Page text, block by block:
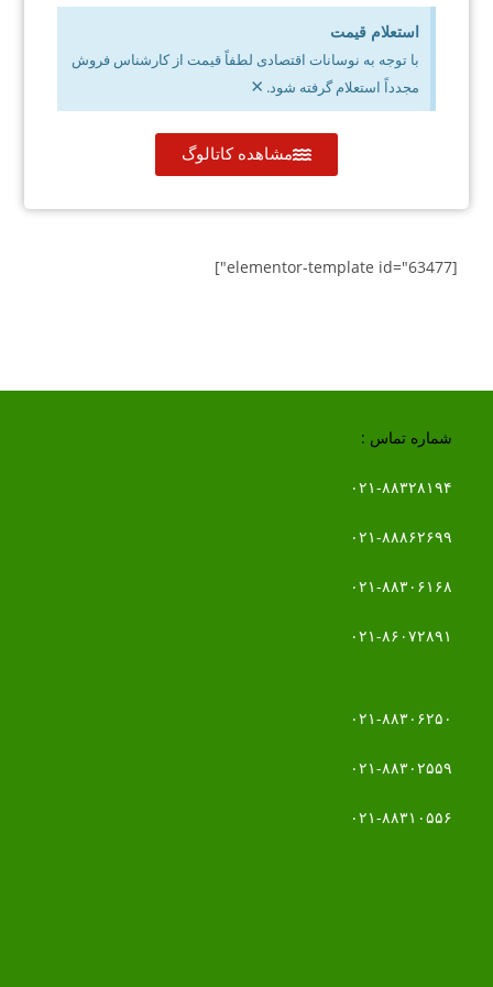
استعلام قیمت
با توجه به نوسانات اقتصادی لطفاً قیمت از کارشناس فروش
مجدداً استعلام گرفته شود. ×
مشاهده کاتالوگ
[elementor-template id="63477"]
شماره تماس :
۰۲۱-۸۸۳۲۸۱۹۴
۰۲۱-۸۸۸۶۲۶۹۹
۰۲۱-۸۸۳۰۶۱۶۸
۰۲۱-۸۶۰۷۲۸۹۱
۰۲۱-۸۸۳۰۶۲۵۰
۰۲۱-۸۸۳۰۲۵۵۹
۰۲۱-۸۸۳۱۰۵۵۶